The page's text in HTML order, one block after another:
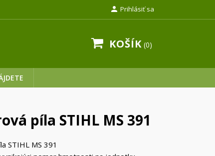
 Prihlásiť sa
KOŠÍK 0
píla STIHL MS 391
STIHL MS 391